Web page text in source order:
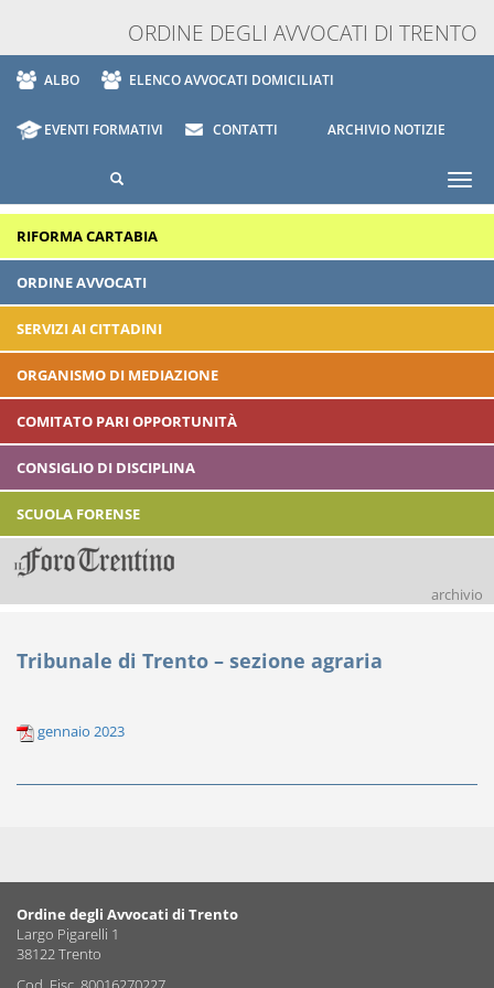
ORDINE DEGLI AVVOCATI DI TRENTO
ALBO ELENCO AVVOCATI DOMICILIATI
EVENTI FORMATIVI CONTATTI ARCHIVIO NOTIZIE
RIFORMA CARTABIA
ORDINE AVVOCATI
SERVIZI AI CITTADINI
ORGANISMO DI MEDIAZIONE
COMITATO PARI OPPORTUNITÀ
CONSIGLIO DI DISCIPLINA
SCUOLA FORENSE
archivio
Tribunale di Trento – sezione agraria
gennaio 2023
Ordine degli Avvocati di Trento
Largo Pigarelli 1
38122 Trento